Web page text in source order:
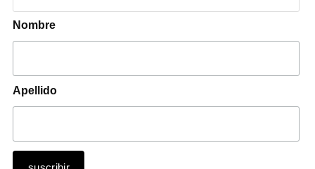
Nombre
Apellido